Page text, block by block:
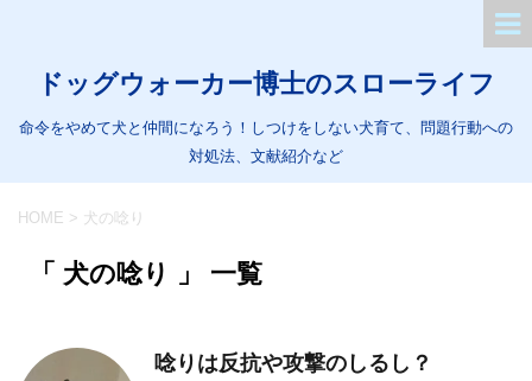
ドッグウォーカー博士のスローライフ
命令をやめて犬と仲間になろう！しつけをしない犬育て、問題行動への
対処法、文献紹介など
HOME > 犬の唸り
「 犬の唸り 」 一覧
唸りは反抗や攻撃のしるし？